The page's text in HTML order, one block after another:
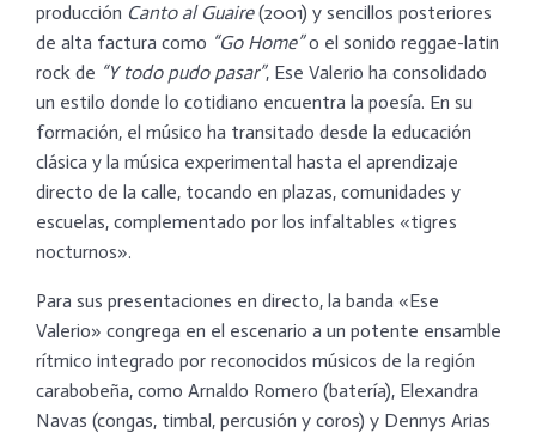
producción Canto al Guaire(2001) y sencillos posteriores
de alta factura como “Go Home”o el sonido reggae-latin
rock de “Y todo pudo pasar”, Ese Valerio ha consolidado
un estilo donde lo cotidiano encuentra la poesía. En su
formación, el músico ha transitado desde la educación
clásica y la música experimental hasta el aprendizaje
directo de la calle, tocando en plazas, comunidades y
escuelas, complementado por los infaltables «tigres
nocturnos».
​Para sus presentaciones en directo, la banda «Ese
Valerio» congrega en el escenario a un potente ensamble
rítmico integrado por reconocidos músicos de la región
carabobeña, como Arnaldo Romero (batería), Elexandra
Navas (congas, timbal, percusión y coros) y Dennys Arias